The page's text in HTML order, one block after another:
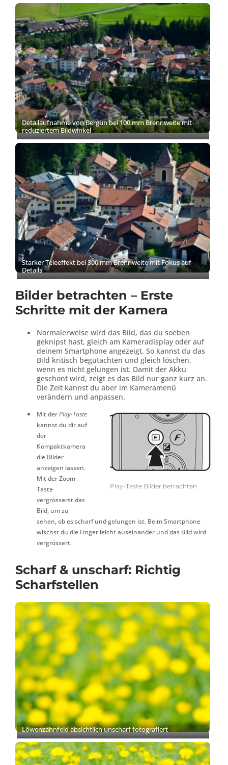
Detailaufnahme von Bergün bei 100 mm Brennweite mit
reduziertem Bildwinkel
Starker Teleeffekt bei 300 mm Brennweite mit Fokus auf
Details
Bilder betrachten – Erste
Schritte mit der Kamera
Normalerweise wird das Bild, das du soeben
geknipst hast, gleich am Kameradisplay oder auf
deinem Smartphone angezeigt. So kannst du das
Bild kritisch begutachten und gleich löschen,
wenn es nicht gelungen ist. Damit der Akku
geschont wird, zeigt es das Bild nur ganz kurz an.
Die Zeit kannst du aber im Kameramenü
verändern und anpassen.
Play-Taste Bilder betrachten
Mit derPlay-Taste
kannst du dir auf
der
Kompaktkamera
die Bilder
anzeigen lassen.
Mit der Zoom-
Taste
vergrösserst das
Bild, um zu
sehen, ob es scharf und gelungen ist. Beim Smartphone
wischst du die Finger leicht auseinander und das Bild wird
vergrössert.
Scharf & unscharf: Richtig
Scharfstellen
Löwenzahnfeld absichtlich unscharf fotografiert